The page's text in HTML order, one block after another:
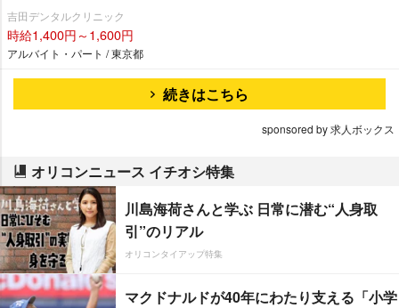
吉田デンタルクリニック
時給1,400円～1,600円
アルバイト・パート / 東京都
続きはこちら
sponsored by 求人ボックス
オリコンニュース イチオシ特集
川島海荷さんと学ぶ 日常に潜む“人身取
引”のリアル
オリコンタイアップ特集
マクドナルドが40年にわたり支える「小学